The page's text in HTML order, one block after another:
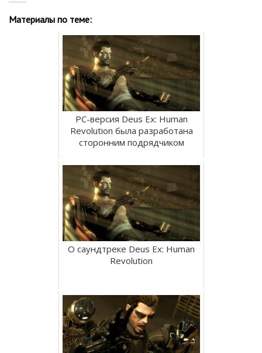
Материалы по теме:
PC-версия Deus Ex: Human
Revolution была разработана
сторонним подрядчиком
О саундтреке Deus Ex: Human
Revolution